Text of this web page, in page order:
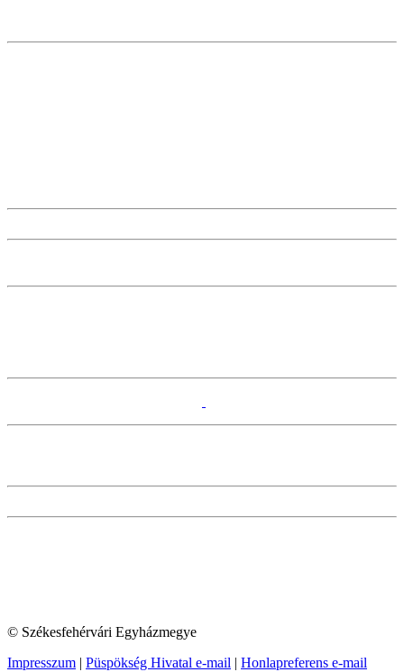
© Székesfehérvári Egyházmegye
Impresszum | Püspökség Hivatal e-mail | Honlapreferens e-mail